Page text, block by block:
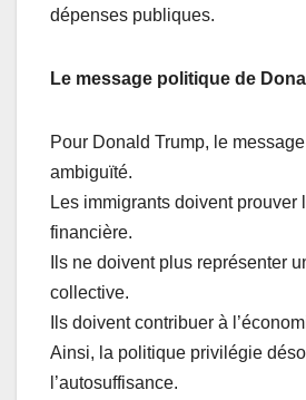
dépenses publiques.
Le message politique de
Pour Donald Trump, le
ambiguïté.
Les immigrants doivent prouver
financière.
Ils ne doivent plus représenter
collective.
Ils doivent contribuer à
Ainsi, la politique privilégie
l’autosuffisance.